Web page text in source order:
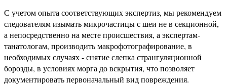
С учетом опыта соответствующих экспертиз, мы рекомендуем
следователям изымать микрочастицы с шеи не в секционной,
а непосредственно на месте происшествия, а экспертам-
танатологам, производить макрофотографирование, в
необходимых случаях - снятие слепка странгуляционной
борозды, в условиях морга до вскрытия, что позволяет
документировать первоначальный вид повреждения.